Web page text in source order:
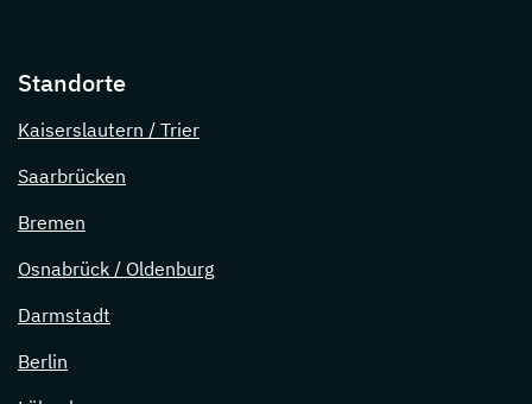
Standorte
Kaiserslautern / Trier
Saarbrücken
Bremen
Osnabrück / Oldenburg
Darmstadt
Berlin